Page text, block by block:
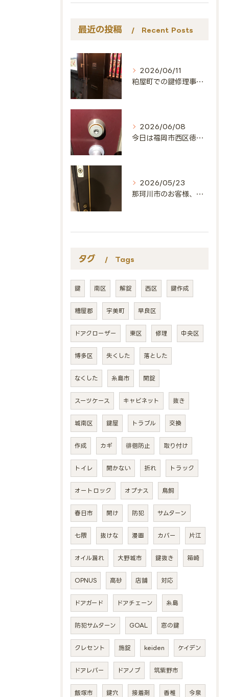
最近の投稿 Recent Posts
2026/06/11
粕屋町での鍵修理事例🔑
2026/06/08
今日は福岡市西区徳永北にお邪魔しました🔑
2026/05/23
那珂川市のお客様、ありがとうございました🔑
タグ Tags
鍵 南区 解錠 西区 鍵作成
糟屋郡 宇美町 早良区
ドアクローザー 東区 修理 中央区
博多区 失くした 落とした
なくした 糸島市 開錠
スーツケース キャビネット 抜き
城南区 鍵屋 トラブル 交換
作成 カギ 徘徊防止 取り付け
トイレ 開かない 折れ トラック
オートロック オプナス 鳥飼
春日市 開け 防犯 サムターン
七隈 抜けな 漫画 カバー 片江
オイル漏れ 大野城市 鍵抜き 箱崎
OPNUS 高砂 店舗 対応
ドアガード ドアチェーン 糸島
防犯サムターン GOAL 窓の鍵
クレセント 施錠 keiden ケイデン
ドアレバー ドアノブ 筑紫野市
飯塚市 鍵穴 接着剤 香椎 今泉